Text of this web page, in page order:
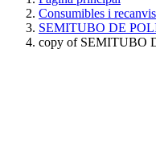
Consumibles i recanvis
SEMITUBO DE
copy of SEMITUBO